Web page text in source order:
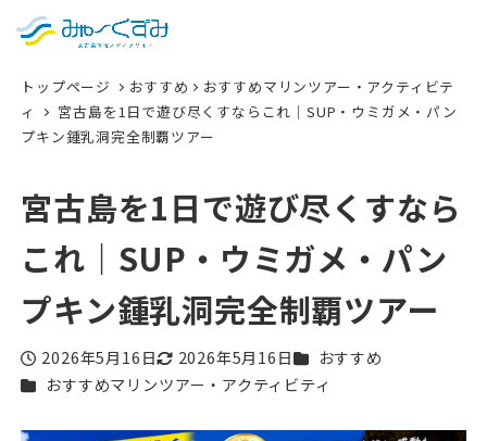
English
検索
トップページ おすすめ
おすすめマリンツアー・アクティビテ
ィ
宮古島を1日で遊び尽くすならこれ｜SUP・ウミガメ・パン
プキン鍾乳洞完全制覇ツアー
宮古島を1日で遊び尽くすなら
これ｜SUP・ウミガメ・パン
プキン鍾乳洞完全制覇ツアー
投稿日
2026年5月16日
更新日
2026年5月16日カテゴリー
おすすめ
カテゴリー
おすすめマリンツアー・アクティビティ